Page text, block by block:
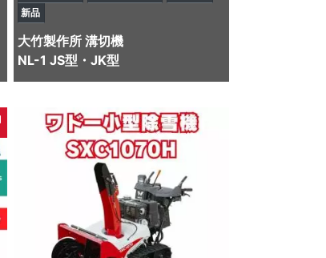
新品
大竹製作所 溝切機
NL-1 JS型・JK型